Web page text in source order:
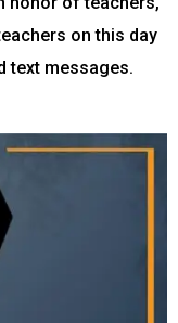
on this day
text messages.